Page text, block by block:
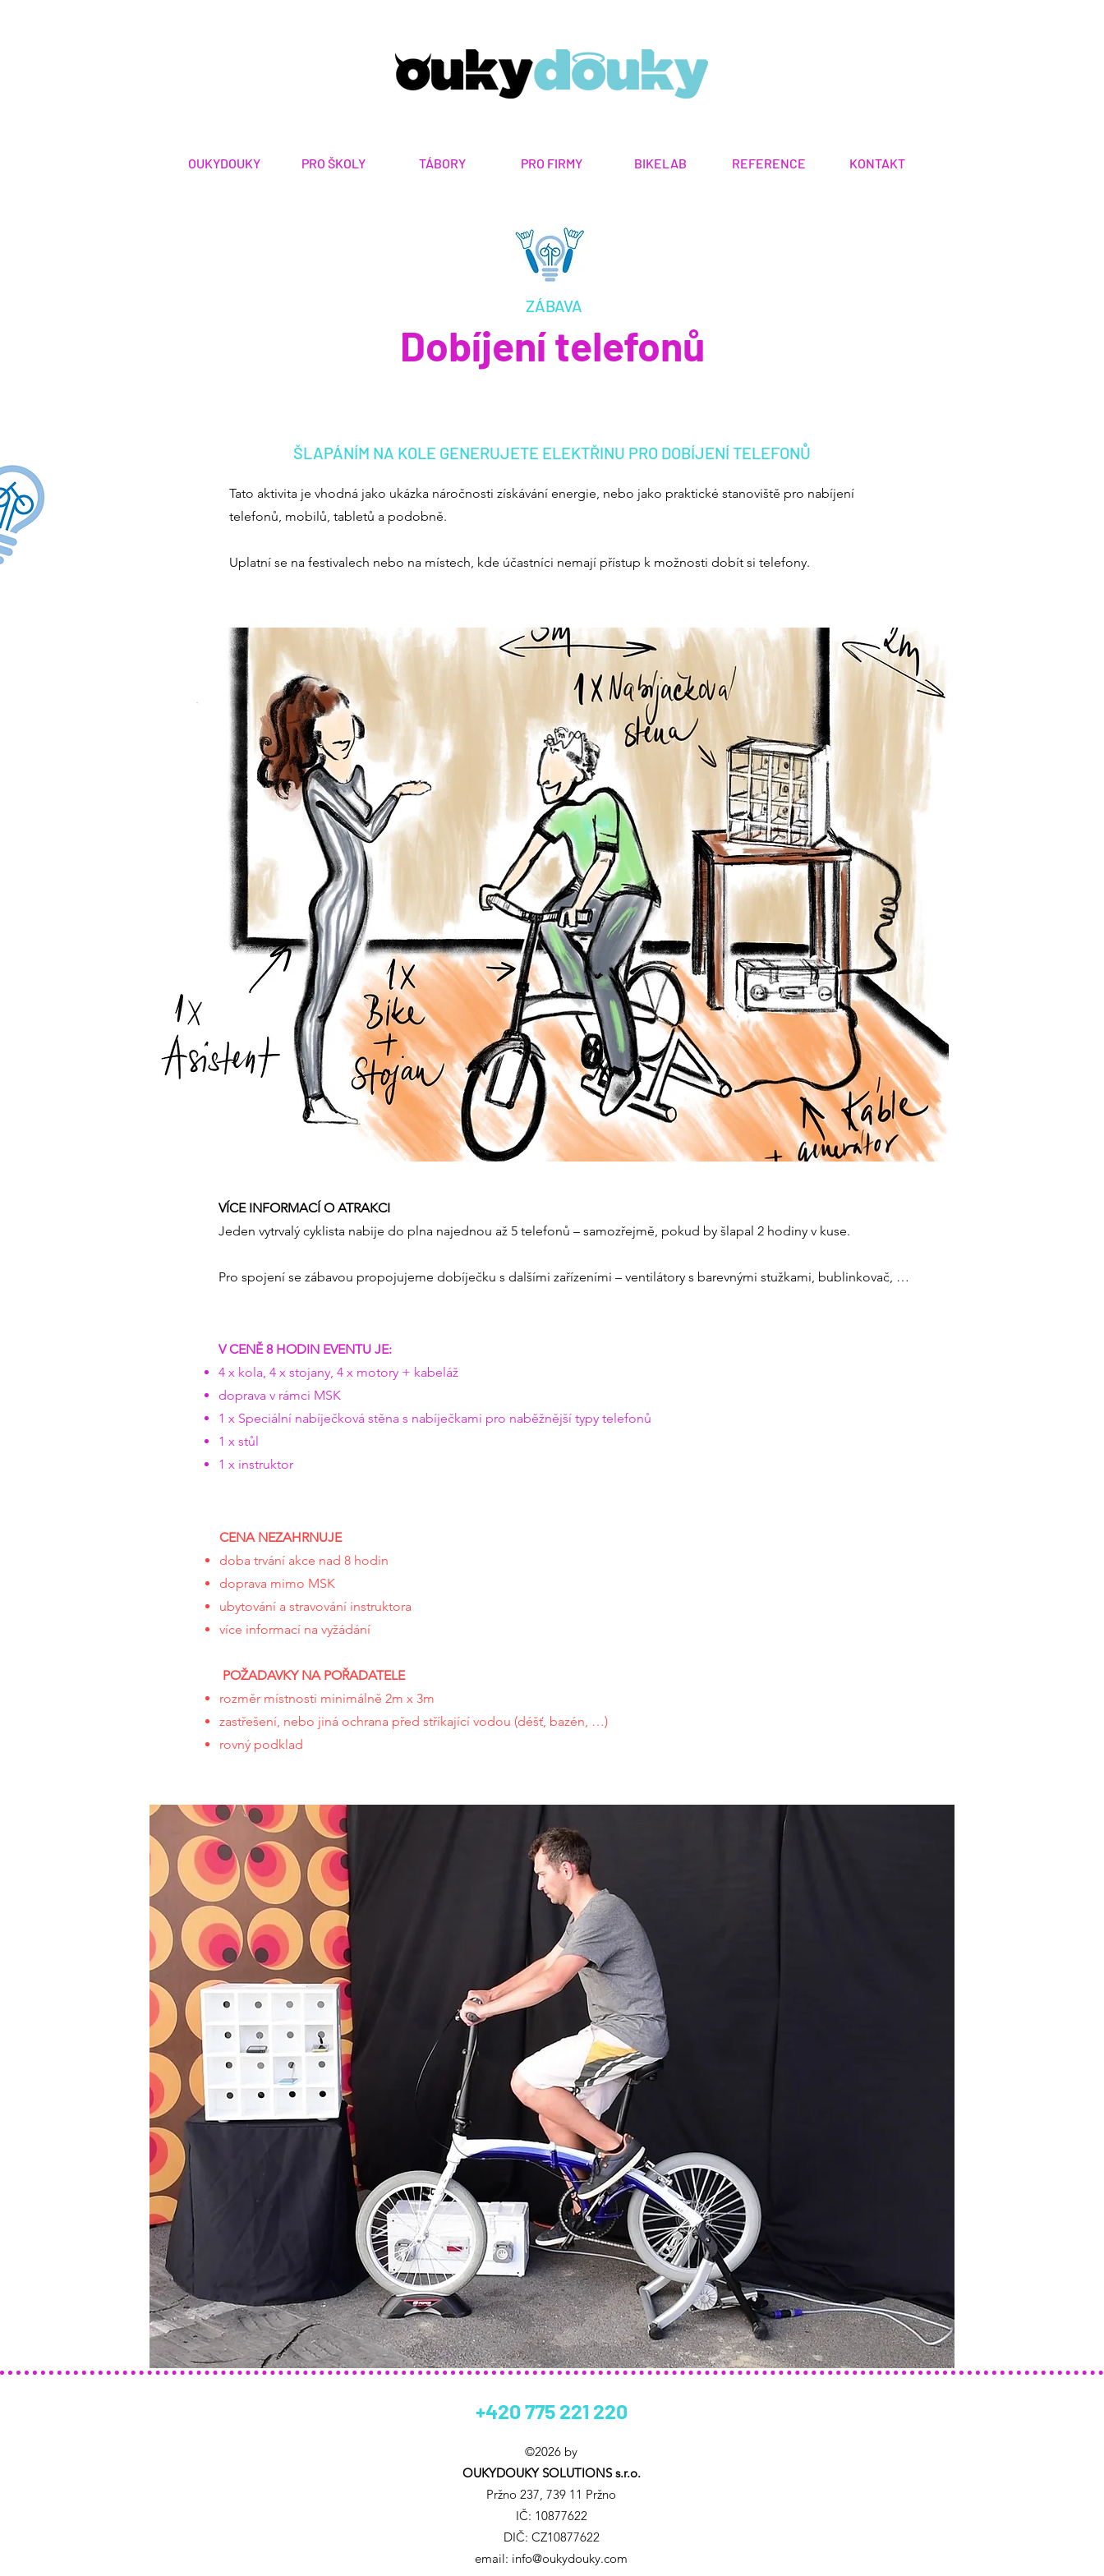
OUKYDOUKY PRO ŠKOLY TÁBORY PRO FIRMY BIKELAB REFERENCE KONTAKT
ZÁBAVA
Dobíjení telefonů
ŠLAPÁNÍM NA KOLE GENERUJETE ELEKTŘINU PRO DOBÍJENÍ TELEFONŮ
Tato aktivita je vhodná jako ukázka náročnosti získávání energie, nebo jako praktické stanoviště pro nabíjení
telefonů, mobilů, tabletů a podobně.
Uplatní se na festivalech nebo na místech, kde účastníci nemají přístup k možnosti dobít si telefony.
VÍCE INFORMACÍ O ATRAKCI
Jeden vytrvalý cyklista nabije do plna najednou až 5 telefonů – samozřejmě, pokud by šlapal 2 hodiny v kuse.
Pro spojení se zábavou propojujeme dobíječku s dalšími zařízeními – ventilátory s barevnými stužkami, bublinkovač, …
V CENĚ 8 HODIN EVENTU JE:
4 x kola, 4 x stojany, 4 x motory + kabeláž
doprava v rámci MSK
1 x Speciální nabíječková stěna s nabíječkami pro naběžnější typy telefonů
1 x stůl
1 x instruktor
CENA NEZAHRNUJE
doba trvání akce nad 8 hodin
doprava mimo MSK
ubytování a stravování instruktora
více informací na vyžádání
POŽADAVKY NA POŘADATELE
rozměr místnosti minimálně 2m x 3m
zastřešení, nebo jiná ochrana před stříkající vodou (déšť, bazén, …)
rovný podklad
+420 775 221 220
©2026 by
OUKYDOUKY SOLUTIONS s.r.o.
Pržno 237, 739 11 Pržno
IČ: 10877622
DIČ: CZ10877622
email: info@oukydouky.com